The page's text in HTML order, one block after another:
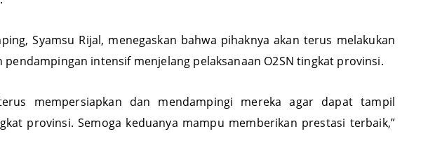
Syamsu Rijal, menegaskan bahwa pihaknya akan terus melakukan
pendampingan intensif menjelang pelaksanaan O2SN tingkat provinsi.
mempersiapkan dan mendampingi mereka agar dapat tampil
provinsi. Semoga keduanya mampu memberikan prestasi terbaik,”